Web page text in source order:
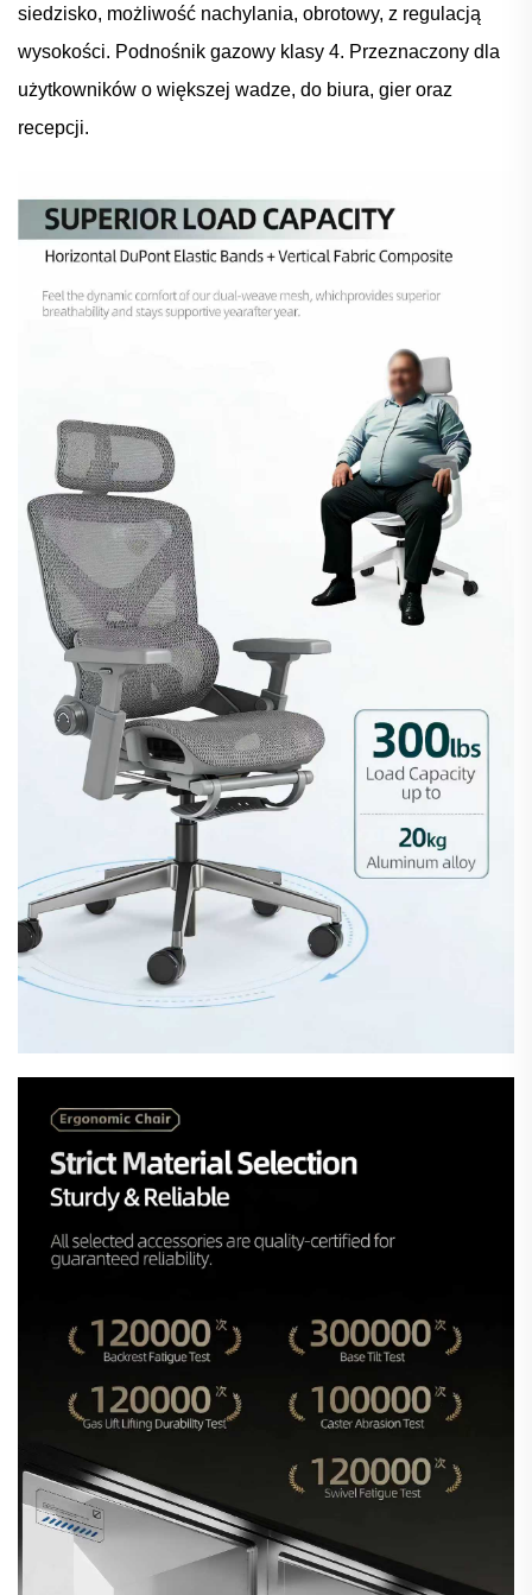
siedzisko, możliwość nachylania, obrotowy, z regulacją
wysokości. Podnośnik gazowy klasy 4. Przeznaczony dla
użytkowników o większej wadze, do biura, gier oraz
recepcji.